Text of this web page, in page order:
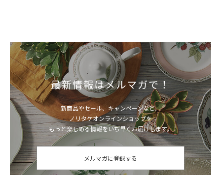
最新情報はメルマガで！
新商品やセール、キャンペーンなど、
ノリタケオンラインショップを
もっと楽しめる情報をいち早くお届けします。
メルマガに登録する